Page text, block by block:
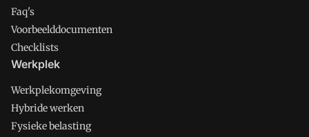
Faq's
Voorbeelddocumenten
Checklists
Werkplek
Werkplekomgeving
Hybride werken
Fysieke belasting